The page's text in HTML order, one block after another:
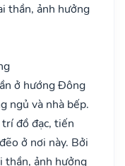
thần, ảnh hưởng
ở hướng Đông
ngủ và nhà bếp.
đồ đạc, tiến
ở nơi này. Bởi
thần, ảnh hưởng